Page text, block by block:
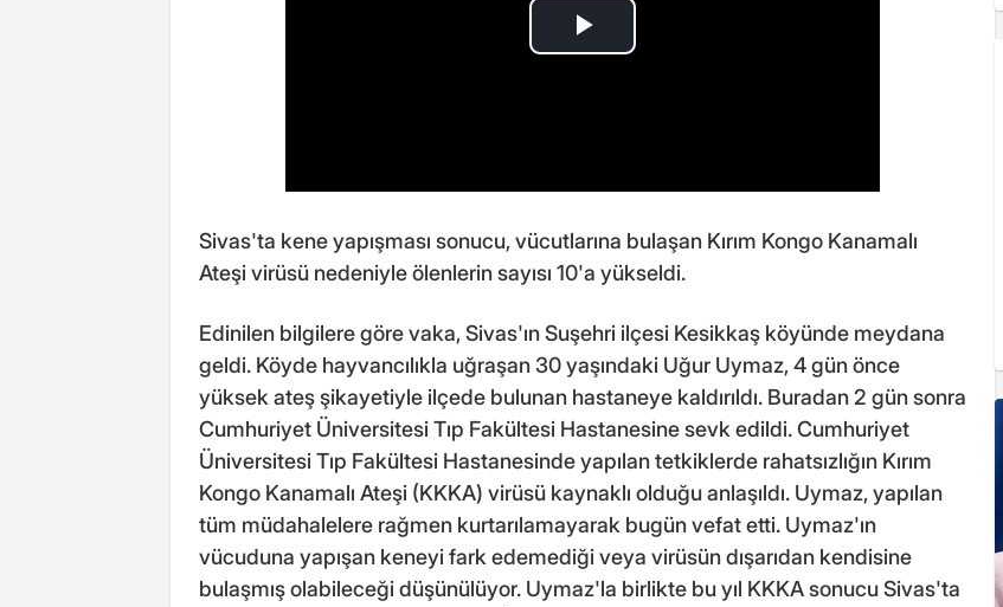
Sivas'ta kene yapışması sonucu, vücutlarına bulaşan Kırım Kongo Kanamalı
Ateşi virüsü nedeniyle ölenlerin sayısı 10'a yükseldi.
Edinilen bilgilere göre vaka, Sivas'ın Suşehri ilçesi Kesikkaş köyünde meydana
geldi. Köyde hayvancılıkla uğraşan 30 yaşındaki Uğur Uymaz, 4 gün önce
yüksek ateş şikayetiyle ilçede bulunan hastaneye kaldırıldı. Buradan 2 gün sonra
Cumhuriyet Üniversitesi Tıp Fakültesi Hastanesine sevk edildi. Cumhuriyet
Üniversitesi Tıp Fakültesi Hastanesinde yapılan tetkiklerde rahatsızlığın Kırım
Kongo Kanamalı Ateşi (KKKA) virüsü kaynaklı olduğu anlaşıldı. Uymaz, yapılan
tüm müdahalelere rağmen kurtarılamayarak bugün vefat etti. Uymaz'ın
vücuduna yapışan keneyi fark edemediği veya virüsün dışarıdan kendisine
bulaşmış olabileceği düşünülüyor. Uymaz'la birlikte bu yıl KKKA sonucu Sivas'ta